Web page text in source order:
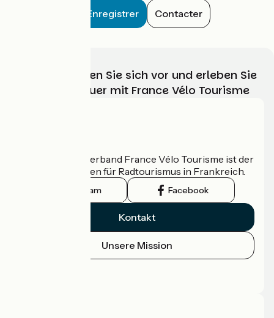
Enregistrer Contacter
Wählen, bereiten Sie sich vor und erleben Sie
Ihr Radabenteuer mit France Vélo Tourisme
Der nationale Verband France Vélo Tourisme ist der
offizielle Leitfaden für Radtourismus in Frankreich.
Instagram Facebook
Kontakt
Unsere Mission